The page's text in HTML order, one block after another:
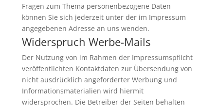
Fragen zum Thema personenbezogene Daten
können Sie sich jederzeit unter der im Impressum
angegebenen Adresse an uns wenden.
Widerspruch Werbe-Mails
Der Nutzung von im Rahmen der Impressumspflicht
veröffentlichten Kontaktdaten zur Übersendung von
nicht ausdrücklich angeforderter Werbung und
Informationsmaterialien wird hiermit
widersprochen. Die Betreiber der Seiten behalten